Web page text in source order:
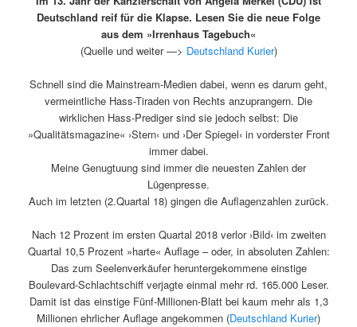
Deutschland reif für die Klapse. Lesen Sie die neue Folge
aus dem »Irrenhaus Tagebuch«
(Quelle und weiter —> Deutschland Kurier)
Schnell sind die Mainstream-Medien dabei, wenn es darum geht,
vermeintliche Hass-Tiraden von Rechts anzuprangern. Die
wirklichen Hass-Prediger sind sie jedoch selbst: Die
»Qualitätsmagazine« ›Stern‹ und ›Der Spiegel‹ in vorderster Front
immer dabei.
Meine Genugtuung sind immer die neuesten Zahlen der
Lügenpresse.
Auch im letzten (2.Quartal 18) gingen die Auflagenzahlen zurück.
Nach 12 Prozent im ersten Quartal 2018 verlor ›Bild‹ im zweiten
Quartal 10,5 Prozent »harte« Auflage – oder, in absoluten Zahlen:
Das zum Seelenverkäufer heruntergekommene einstige
Boulevard-Schlachtschiff verjagte einmal mehr rd. 165.000 Leser.
Damit ist das einstige Fünf-Millionen-Blatt bei kaum mehr als 1,3
Millionen ehrlicher Auflage angekommen (Deutschland Kurier)